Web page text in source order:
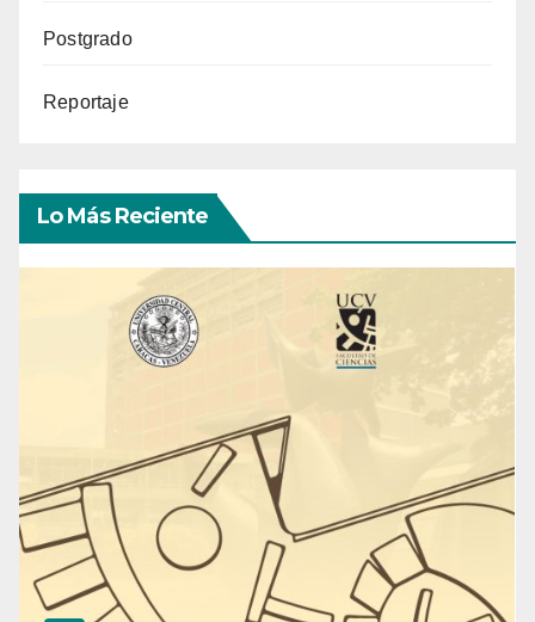
Postgrado
Reportaje
Lo Más Reciente